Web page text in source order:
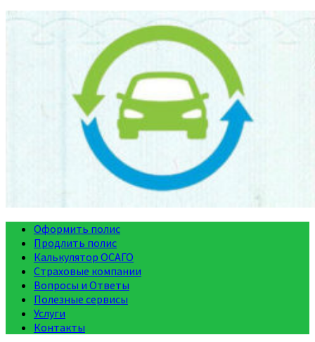
Оформить полис
Продлить полис
Калькулятор ОСАГО
Страховые компании
Вопросы и Ответы
Полезные сервисы
Услуги
Контакты